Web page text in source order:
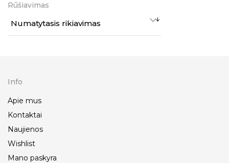
Rūšiavimas
Numatytasis rikiavimas
Info
Apie mus
Kontaktai
Naujienos
Wishlist
Mano paskyra